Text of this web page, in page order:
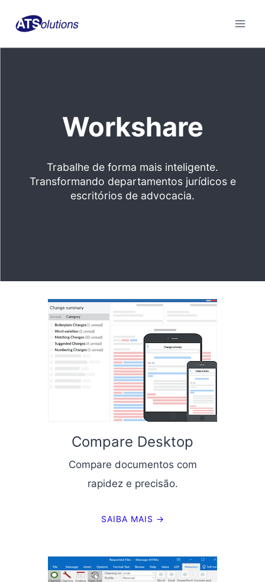
Workshare
Trabalhe de forma mais inteligente.
Transformando departamentos jurídicos e
escritórios de advocacia.
Compare Desktop
Compare documentos com
rapidez e precisão.
SAIBA MAIS →